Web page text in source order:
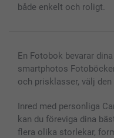
både enkelt och roligt.
En Fotobok bevarar
smartphotos
och prisklasser, välj
Inred med personliga
kan du föreviga dina
flera olika storlekar,